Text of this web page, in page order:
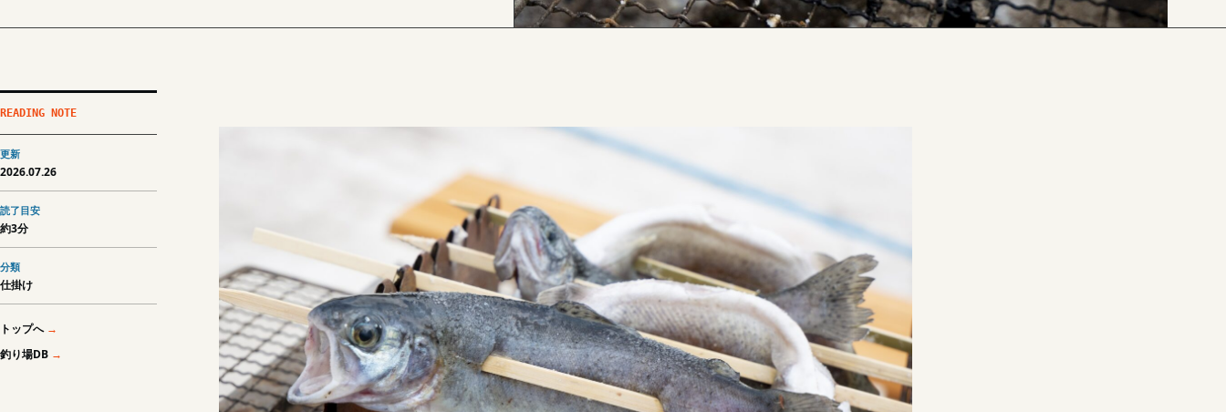
READING NOTE
更新
2026.07.26
読了目安
約3分
分類
仕掛け
トップへ
釣り場DB